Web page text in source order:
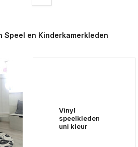
Speel en Kinderkamerkleden
Vinyl
speelkleden
uni kleur